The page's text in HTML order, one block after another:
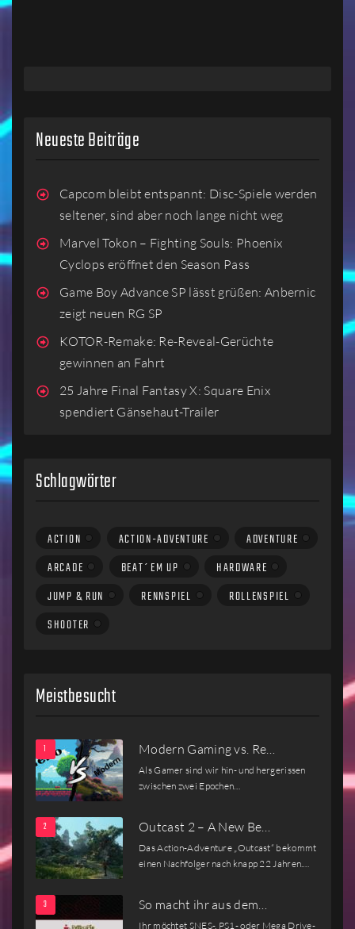
Neueste Beiträge
Capcom bleibt entspannt: Disc-Spiele werden
seltener, sind aber noch lange nicht weg
Marvel Tokon – Fighting Souls: Phoenix
Cyclops eröffnet den Season Pass
Game Boy Advance SP lässt grüßen: Anbernic
zeigt neuen RG SP
KOTOR-Remake: Re-Reveal-Gerüchte
gewinnen an Fahrt
25 Jahre Final Fantasy X: Square Enix
spendiert Gänsehaut-Trailer
Schlagwörter
ACTION ACTION-ADVENTURE
ADVENTURE
ARCADE
BEAT´EM UP
HARDWARE
JUMP & RUN
RENNSPIEL
ROLLENSPIEL
SHOOTER
Meistbesucht
Modern Gaming vs. Re…
Als Gamer sind wir hin- und hergerissen
zwischen zwei Epochen…
Outcast 2 – A New Be…
Das Action-Adventure „Outcast“ bekommt
einen Nachfolger nach knapp 22 Jahren.…
So macht ihr aus dem…
Ihr möchtet SNES-, PS1- oder Mega Drive-